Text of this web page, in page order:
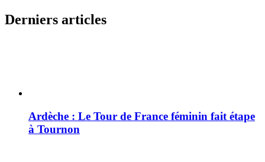
Derniers articles
Ardèche : Le Tour de France féminin fait étape
à Tournon